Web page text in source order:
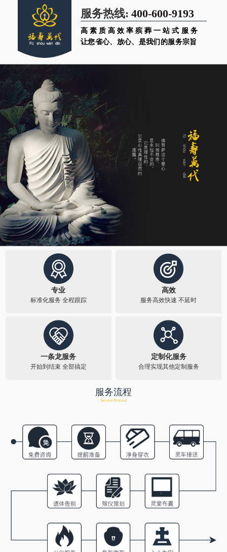
服务热线: 400-600-9193
高素质高效率殡葬一站式服务
让您省心、放心、是我们的服务宗旨
专业
标准化服务 全程跟踪​
高效
服务高效快速 不延时​
一条龙服务
开始到结束 全部搞定
定制化服务
合理实现其他定制服务​
服务流程
Service Process